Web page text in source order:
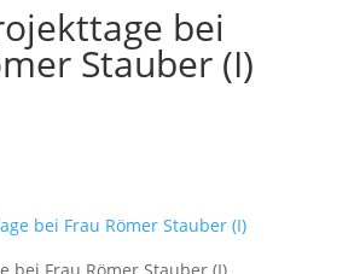
bei
Stauber (I)